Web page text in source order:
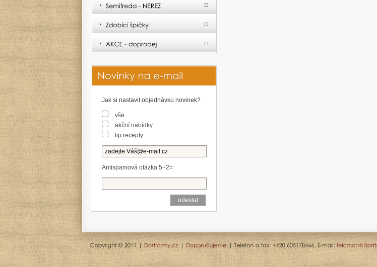
Jak si nastavit objednávku novinek?
vše
akční nabídky
tip recepty
Antispamová otázka 5+2=